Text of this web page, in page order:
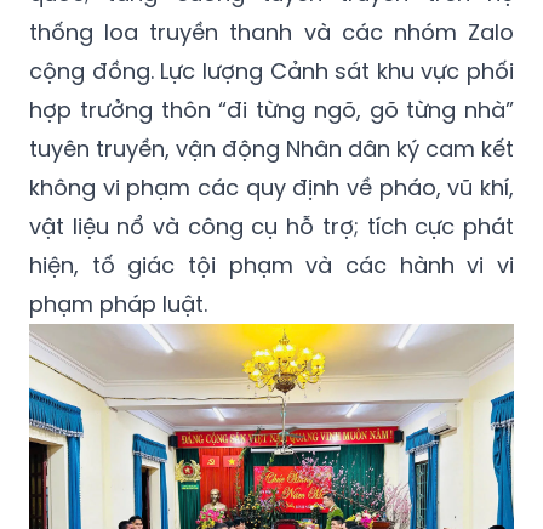
thống loa truyền thanh và các nhóm Zalo
cộng đồng. Lực lượng Cảnh sát khu vực phối
hợp trưởng thôn “đi từng ngõ, gõ từng nhà”
tuyên truyền, vận động Nhân dân ký cam kết
không vi phạm các quy định về pháo, vũ khí,
vật liệu nổ và công cụ hỗ trợ; tích cực phát
hiện, tố giác tội phạm và các hành vi vi
phạm pháp luật.